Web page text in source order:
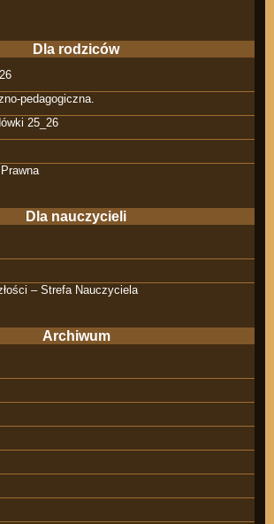
Dla rodziców
pedagogiczna.
25_26
Dla nauczycieli
– Strefa Nauczyciela
Archiwum